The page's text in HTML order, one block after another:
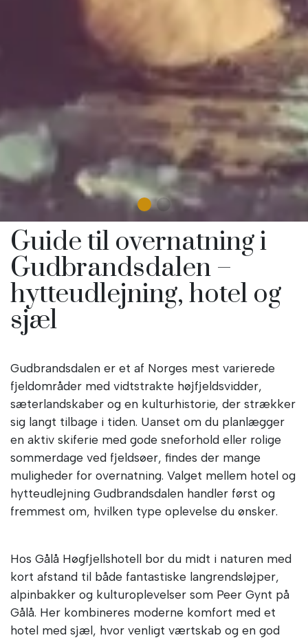
Guide til overnatning i
Gudbrandsdalen –
hytteudlejning, hotel og
sjæl
Gudbrandsdalen er et af Norges mest varierede
fjeldområder med vidtstrakte højfjeldsvidder,
sæterlandskaber og en kulturhistorie, der strækker
sig langt tilbage i tiden. Uanset om du planlægger
en aktiv skiferie med gode sneforhold eller rolige
sommerdage ved fjeldsøer, findes der mange
muligheder for overnatning. Valget mellem hotel og
hytteudlejning Gudbrandsdalen handler først og
fremmest om, hvilken type oplevelse du ønsker.
Hos Gålå Høgfjellshotell bor du midt i naturen med
kort afstand til både fantastiske langrendsløjper,
alpinbakker og kulturoplevelser som Peer Gynt på
Gålå. Her kombineres moderne komfort med et
hotel med sjæl, hvor venligt værtskab og en god